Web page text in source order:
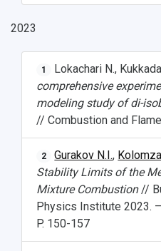
История
Ключевые факты
Руководство
Наблюдательный
Попечительский совет
Ученый совет
Ректорат
Кадровый резерв
Персоналии
Сотрудники и
Главные новости
Бортжурнал
События
СМИ об университете
Пресс-центр
Газета "Полет"
Газета "Самарский
Мы в соцсетях
Мультимедиа
Подкасты
Почему я выбираю
Абитуриенту
Магистратура
Аспирантура
Формы обучения
Учебные планы
Дополнительное
Институты и
Образовательные
Профессорско-
Расписание занятий
Основные научные
Научные школы и
Подготовка научных
Конкурс на
работников
Научно-технический
Научные проекты и
Аспирантура и
Справочные
Научная
2023
1 Lokachari N.,
comprehensive
modeling study of di-
// Combustion and
2 Gurakov N.I.,
Stability Limits of the
Mixture Combustion//
Physics Institute 2023.
P. 150-157